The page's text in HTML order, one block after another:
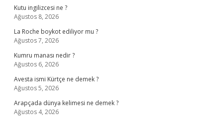
Kutu ingilizcesi ne ?
Ağustos 8, 2026
La Roche boykot ediliyor mu ?
Ağustos 7, 2026
Kumru manası nedir ?
Ağustos 6, 2026
Avesta ismi Kürtçe ne demek ?
Ağustos 5, 2026
Arapçada dünya kelimesi ne demek ?
Ağustos 4, 2026